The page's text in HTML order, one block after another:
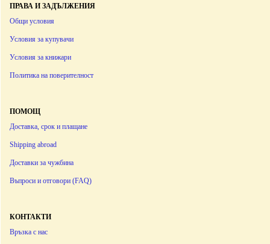
ПРАВА И ЗАДЪЛЖЕНИЯ
Общи условия
Условия за купувачи
Условия за книжари
Политика на поверителност
ПОМОЩ
Доставка, срок и плащане
Shipping abroad
Доставки за чужбина
Въпроси и отговори (FAQ)
КОНТАКТИ
Връзка с нас